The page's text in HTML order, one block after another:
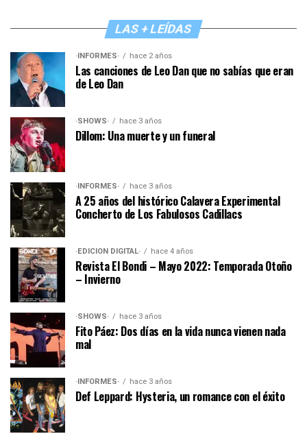
LAS + LEÍDAS
·INFORMES· hace 2 años
Las canciones de Leo Dan que no sabías que eran
de Leo Dan
·SHOWS· hace 3 años
Dillom: Una muerte y un funeral
·INFORMES· hace 3 años
A 25 años del histórico Calavera Experimental
Concherto de Los Fabulosos Cadillacs
·EDICIÓN DIGITAL· hace 4 años
Revista El Bondi – Mayo 2022: Temporada Otoño
– Invierno
·SHOWS· hace 3 años
Fito Páez: Dos días en la vida nunca vienen nada
mal
·INFORMES· hace 3 años
Def Leppard: Hysteria, un romance con el éxito